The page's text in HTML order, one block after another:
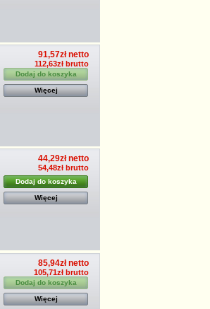
91,57zł netto
112,63zł brutto
Dodaj do koszyka
Więcej
44,29zł netto
54,48zł brutto
Dodaj do koszyka
Więcej
85,94zł netto
105,71zł brutto
Dodaj do koszyka
Więcej